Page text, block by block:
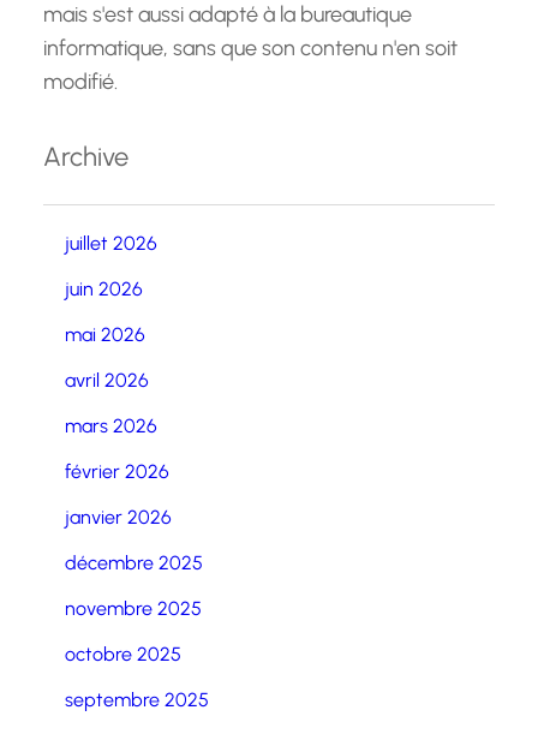
mais s'est aussi adapté à la bureautique
informatique, sans que son contenu n'en soit
modifié.
Archive
juillet 2026
juin 2026
mai 2026
avril 2026
mars 2026
février 2026
janvier 2026
décembre 2025
novembre 2025
octobre 2025
septembre 2025